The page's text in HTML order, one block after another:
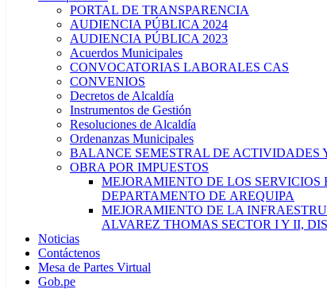
PORTAL DE TRANSPARENCIA
AUDIENCIA PÚBLICA 2024
AUDIENCIA PÚBLICA 2023
Acuerdos Municipales
CONVOCATORIAS LABORALES CAS
CONVENIOS
Decretos de Alcaldía
Instrumentos de Gestión
Resoluciones de Alcaldía
Ordenanzas Municipales
BALANCE SEMESTRAL DE ACTIVIDADES
OBRA POR IMPUESTOS
MEJORAMIENTO DE LOS
DEPARTAMENTO DE AREQUIPA
MEJORAMIENTO DE LA
ALVAREZ THOMAS SECTOR I Y II,
Noticias
Contáctenos
Mesa de Partes Virtual
Gob.pe